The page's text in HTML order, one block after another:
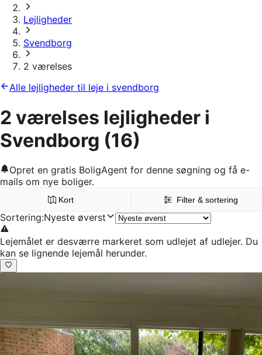
Lejligheder
Svendborg
2 værelses
Alle lejligheder til leje i svendborg
2 værelses lejligheder i
Svendborg (16)
Opret en gratis BoligAgent for denne søgning og få e-
mails om nye boliger.
Kort Filter & sortering
Sortering:Nyeste øverst
Lejemålet er desværre markeret som udlejet af udlejer. Du
kan se lignende lejemål herunder.